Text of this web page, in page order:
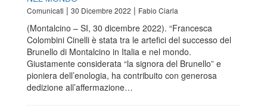
Comunicati | 30 Dicembre 2022 | Fabio Ciarla
(Montalcino – SI, 30 dicembre 2022). “Francesca
Colombini Cinelli è stata tra le artefici del successo del
Brunello di Montalcino in Italia e nel mondo.
Giustamente considerata “la signora del Brunello” e
pioniera dell’enologia, ha contribuito con generosa
dedizione all’affermazione…